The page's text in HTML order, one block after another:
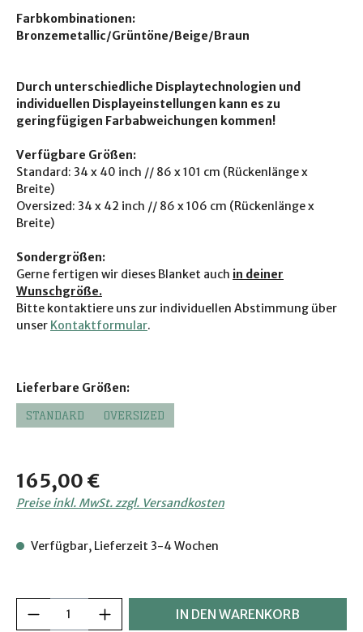
Farbkombinationen:
Bronzemetallic/Grüntöne/Beige/Braun
Durch unterschiedliche Displaytechnologien und
individuellen Displayeinstellungen kann es zu
geringfügigen Farbabweichungen kommen!
Verfügbare Größen:
Standard: 34 x 40 inch // 86 x 101 cm (Rückenlänge x
Breite)
Oversized: 34 x 42 inch // 86 x 106 cm (Rückenlänge x
Breite)
Sondergrößen:
Gerne fertigen wir dieses Blanket auch in deiner
Wunschgröße.
Bitte kontaktiere uns zur individuellen Abstimmung über
unser Kontaktformular.
Regulärer Preis:
165,00 €
Preise inkl. MwSt. zzgl. Versandkosten
Verfügbar, Lieferzeit 3-4 Wochen
Lieferbare Größen:auswählen
STANDARD
OVERSIZED
Produkt Anzahl: Gib den gewünschten
IN DEN WARENKORB